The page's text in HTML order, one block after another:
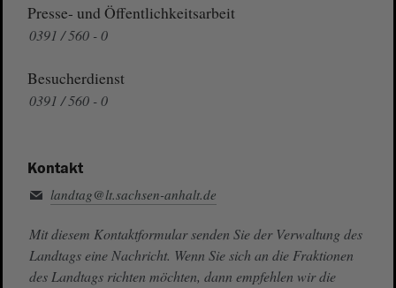
Presse- und Öffentlichkeitsarbeit
0391 / 560 - 0
Besucherdienst
0391 / 560 - 0
Kontakt
landtag@lt.sachsen-anhalt.de
Mit diesem Kontaktformular senden Sie der Verwaltung des
Landtags eine Nachricht. Wenn Sie sich an die Fraktionen
des Landtags richten möchten, dann empfehlen wir die